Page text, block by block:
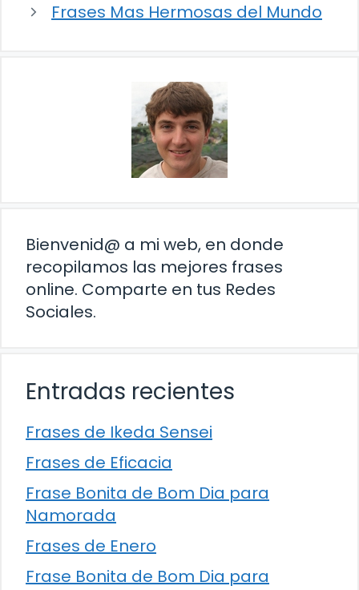
Frases Mas Hermosas del Mundo
Bienvenid@ a mi web, en donde
recopilamos las mejores frases
online. Comparte en tus Redes
Sociales.
Entradas recientes
Frases de Ikeda Sensei
Frases de Eficacia
Frase Bonita de Bom Dia para
Namorada
Frases de Enero
Frase Bonita de Bom Dia para